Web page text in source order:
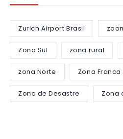
Zurich Airport Brasil
Zona Sul zona rural
zona Norte Zona
Zona de Desastre Zona